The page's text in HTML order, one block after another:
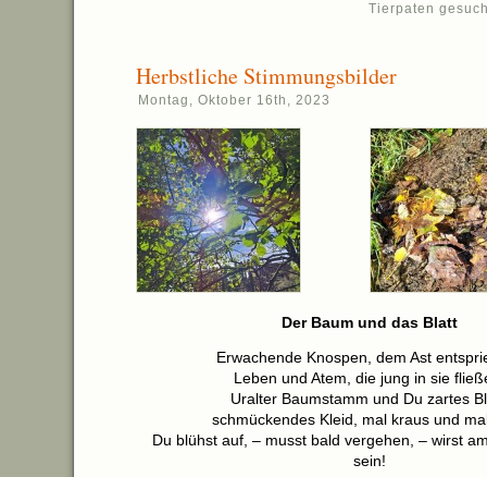
Tierpaten
Herbstliche Stimmungsbilder
Montag, Oktober 16th, 2023
Der Baum und das Blatt
Erwachende Knospen, dem Ast
Leben und Atem, die jung in sie
Uralter Baumstamm und Du zartes
schmückendes Kleid, mal kraus und
Du blühst auf, – musst bald vergehen, – wirst
sein!